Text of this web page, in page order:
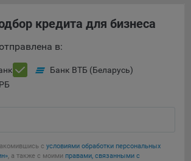
кредита для бизнеса
в:
Банк ВТБ (Беларусь)
с условиями обработки персональных
, а также с моими правами, связанными с